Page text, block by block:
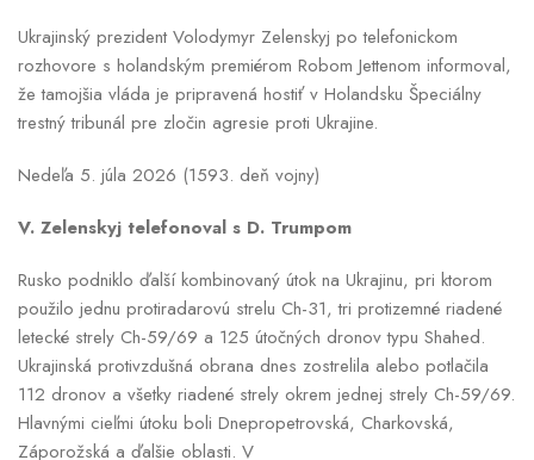
Ukrajinský prezident Volodymyr Zelenskyj po telefonickom
rozhovore s holandským premiérom Robom Jettenom informoval,
že tamojšia vláda je pripravená hostiť v Holandsku Špeciálny
trestný tribunál pre zločin agresie proti Ukrajine.
Nedeľa 5. júla 2026 (1593. deň vojny)
V. Zelenskyj telefonoval s D. Trumpom
Rusko podniklo ďalší kombinovaný útok na Ukrajinu, pri ktorom
použilo jednu protiradarovú strelu Ch-31, tri protizemné riadené
letecké strely Ch-59/69 a 125 útočných dronov typu Shahed.
Ukrajinská protivzdušná obrana dnes zostrelila alebo potlačila
112 dronov a všetky riadené strely okrem jednej strely Ch-59/69.
Hlavnými cieľmi útoku boli Dnepropetrovská, Charkovská,
Záporožská a ďalšie oblasti. V